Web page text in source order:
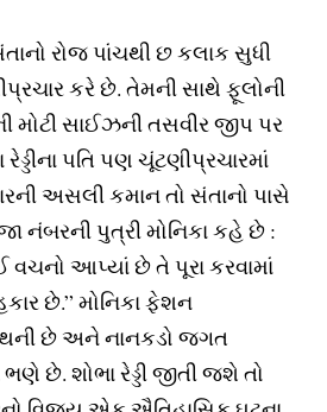
રોજ પાંચથી છ કલાક સુધી
કરે છે. તેમની સાથે ફૂલોની
મોટી સાઈઝની તસવીર જીપ પર
પતિ પણ ચૂંટણીપ્રચારમાં
અસલી કમાન તો સંતાનો પાસે
નંબરની પુત્રી મોનિકા કહે છે :
વચનો આપ્યાં છે તે પૂરા કરવામાં
છે.” મોનિકા ફેશન
છે અને નાનકડો જગત
છે. શોભા રેડ્ડી જીતી જશે તો